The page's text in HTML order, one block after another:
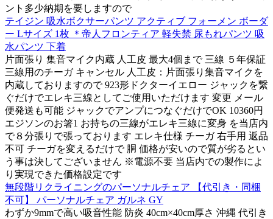
ント多少納期を要しますので
テイジン 吸水ボクサーパンツ アクティブ フォーメン ボーダ
ー Lサイズ 1枚 ＊帝人フロンティア 軽失禁 尿もれパンツ 吸
水パンツ 下着
片面張り 集音マイク内蔵 人工皮 最大4個まで 三線 ５年保証
三線用のチーガ キャンセル 人工皮：片面張り集音マイクを
内蔵しておりますので 923形ドクターイエロー ジャックを繋
ぐだけでエレキ三線としてご使用いただけます 変更 メール
便発送も可能 ジャックでアンプにつなぐだけでOK 10360円
エジソンのお箸1 お持ちの三線がエレキ三線に変身 を当店内
で８分張りで張っております エレキ仕様 チーガ 右手用 返品
不可 チーガを変えるだけで 胴 価格が安いので質が劣るとい
う事は決してございません ※電源不要 当店内での製作によ
り実現できた価格設定です
無段階リクライニングのパーソナルチェア 【代引き・同梱
不可】 パーソナルチェア ガルネ GY
わずか9mmで高い吸音性能 防炎 40cm×40cm厚さ 沖縄 代引き